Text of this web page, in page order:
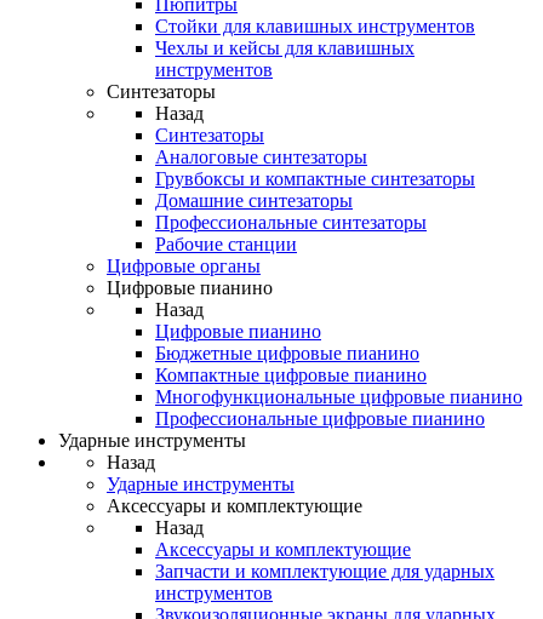
Пюпитры
Стойки для клавишных инструментов
Чехлы и кейсы для клавишных
инструментов
Синтезаторы
Назад
Синтезаторы
Аналоговые синтезаторы
Грувбоксы и компактные синтезаторы
Домашние синтезаторы
Профессиональные синтезаторы
Рабочие станции
Цифровые органы
Цифровые пианино
Назад
Цифровые пианино
Бюджетные цифровые пианино
Компактные цифровые пианино
Многофункциональные цифровые пианино
Профессиональные цифровые пианино
Ударные инструменты
Назад
Ударные инструменты
Аксессуары и комплектующие
Назад
Аксессуары и комплектующие
Запчасти и комплектующие для ударных
инструментов
Звукоизоляционные экраны для ударных